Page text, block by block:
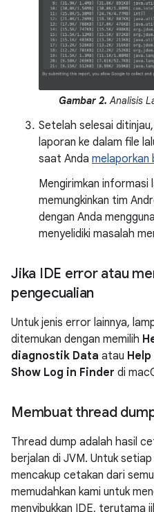
Gambar 2. Analisis
Setelah selesai
laporan ke dalam file
saat Anda melaporkan
Mengirimkan informasi
memungkinkan tim
dengan Anda
menyelidiki masalah
Jika IDE error atau
pengecualian
Untuk jenis error lainnya,
ditemukan dengan memilih
diagnostik Data atau
Show Log in Finder di
Membuat thread
Thread dump adalah hasil
berjalan di JVM. Untuk
mencakup cetakan dari
memudahkan kami untuk
menyibukkan IDE, terutama